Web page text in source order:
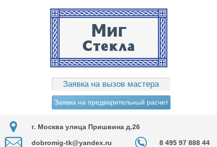
Заявка на вызов мастера
Заявка на предварительный расчет
г. Москва улица Пришвина д.26
dobromig-tk@yandex.ru 8 495 97 888 44